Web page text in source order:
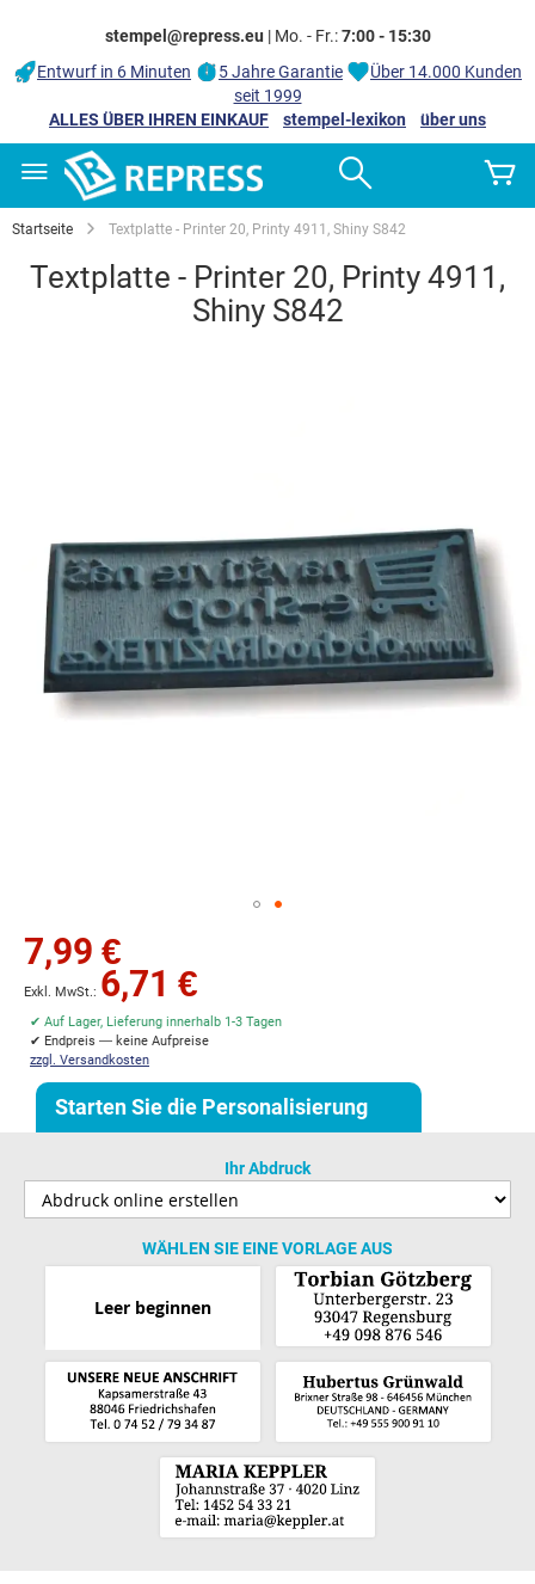
stempel@repress.eu | Mo. - Fr.:7:00 - 15:30
Entwurf in 6 Minuten
5 Jahre Garantie
Über 14.000 Kunden
seit 1999
ALLES ÜBER IHREN EINKAUF
stempel-lexikon
über uns
Startseite Textplatte - Printer 20, Printy 4911, Shiny S842
Textplatte - Printer 20, Printy 4911,
Shiny S842
Anfang
springen
7,99 €
6,71 €
✔ Auf Lager, Lieferung innerhalb 1-3 Tagen
✔ Endpreis — keine Aufpreise
zzgl. Versandkosten
Starten Sie die Personalisierung
Ihr Abdruck
WÄHLEN SIE EINE VORLAGE AUS
Leer beginnen